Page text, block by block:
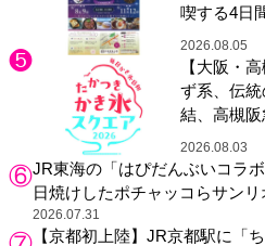
喫する4日
2026.08.05
【大阪・
ず系、伝
結、高槻
り
2026.08.03
JR東海の「はぴだんぶいコラ
日焼けしたポチャッコらサン
グッズが登場
2026.07.31
【京都初上陸】JR京都駅に「